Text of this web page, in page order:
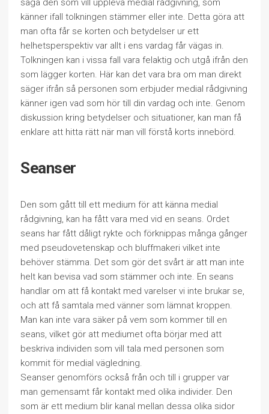
säga den som vill uppleva medial rådgivning, som
känner ifall tolkningen stämmer eller inte. Detta göra att
man ofta får se korten och betydelser ur ett
helhetsperspektiv var allt i ens vardag får vägas in.
Tolkningen kan i vissa fall vara felaktig och utgå ifrån den
som lägger korten. Här kan det vara bra om man direkt
säger ifrån så personen som erbjuder medial rådgivning
känner igen vad som hör till din vardag och inte. Genom
diskussion kring betydelser och situationer, kan man få
enklare att hitta rätt när man vill förstå korts innebörd.
Seanser
Den som gått till ett medium för att känna medial
rådgivning, kan ha fått vara med vid en seans. Ordet
seans har fått dåligt rykte och förknippas många gånger
med pseudovetenskap och bluffmakeri vilket inte
behöver stämma. Det som gör det svårt är att man inte
helt kan bevisa vad som stämmer och inte. En seans
handlar om att få kontakt med varelser vi inte brukar se,
och att få samtala med vänner som lämnat kroppen.
Man kan inte vara säker på vem som kommer till en
seans, vilket gör att mediumet ofta börjar med att
beskriva individen som vill tala med personen som
kommit för medial vägledning.
Seanser genomförs också från och till i grupper var
man gemensamt får kontakt med olika individer. Den
som är ett medium blir kanal mellan dessa olika sidor